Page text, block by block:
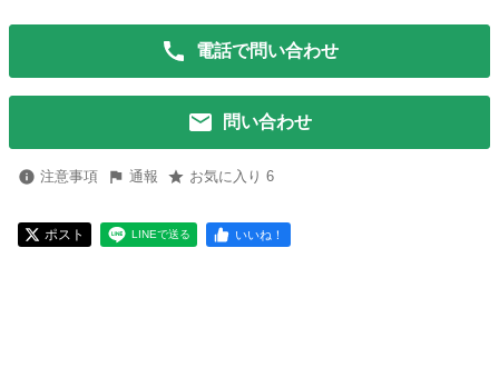
電話で問い合わせ
問い合わせ
注意事項 通報 お気に入り 6
ポスト LINEで送る いいね！